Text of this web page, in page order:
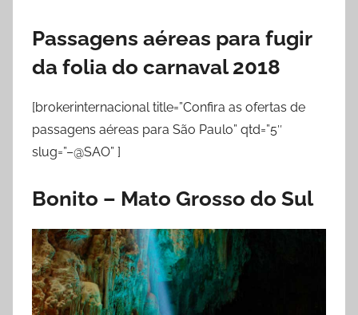
Passagens aéreas para fugir
da folia do carnaval 2018
[brokerinternacional title=”Confira as ofertas de
passagens aéreas para São Paulo” qtd=”5″
slug=”–@SAO” ]
Bonito – Mato Grosso do Sul